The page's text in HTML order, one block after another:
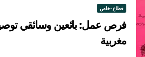
قطاع-خاص
فرص عمل: بائعين وسائقي
مغربية